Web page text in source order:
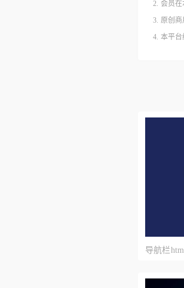
2. 会员
3. 原创
4. 本平
导航栏
板